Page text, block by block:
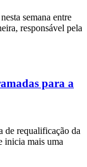
semana entre
responsável pela
para a
de requalificação da
inicia mais uma